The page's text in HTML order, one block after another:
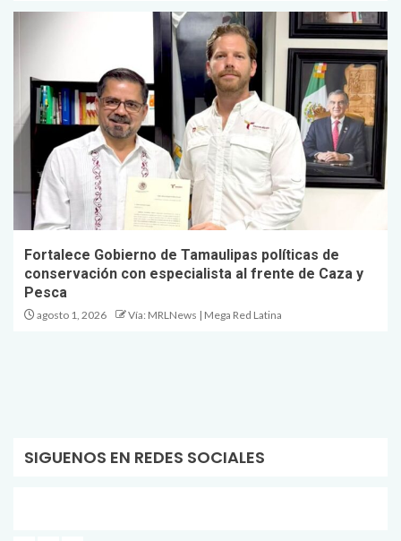
Fortalece Gobierno de Tamaulipas políticas de
conservación con especialista al frente de Caza y
Pesca
agosto 1, 2026 Vía: MRLNews | Mega Red Latina
SIGUENOS EN REDES SOCIALES